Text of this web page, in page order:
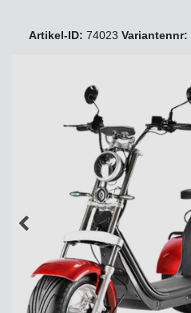
Artikel-ID: 74023 Variantennr: